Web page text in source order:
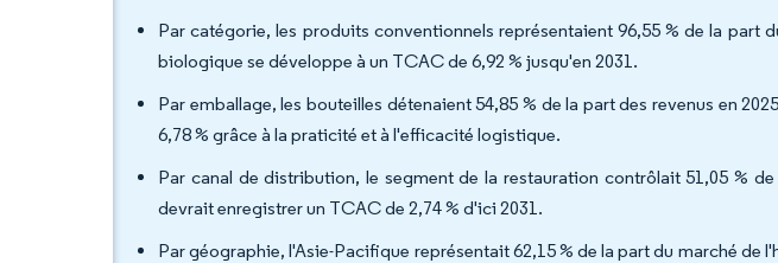
Par catégorie, les produits conventionnels représentaient 96,55 % de la part
biologique se développe à un TCAC de 6,92 % jusqu'en 2031.
Par emballage, les bouteilles détenaient 54,85 % de la part des revenus en
6,78 % grâce à la praticité et à l'efficacité logistique.
Par canal de distribution, le segment de la restauration contrôlait 51,05 %
devrait enregistrer un TCAC de 2,74 % d'ici 2031.
Par géographie, l'Asie-Pacifique représentait 62,15 % de la part du marché de